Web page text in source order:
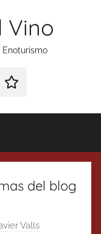
Vino
Enoturismo
Contacto
del blog
Valls